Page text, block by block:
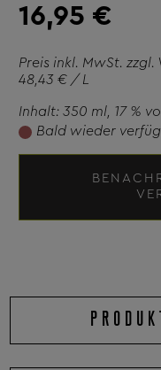
16,95 €
Preis inkl. MwSt. zzgl.
48,43 € / L
Inhalt: 350 ml , 17 %
Bald wieder